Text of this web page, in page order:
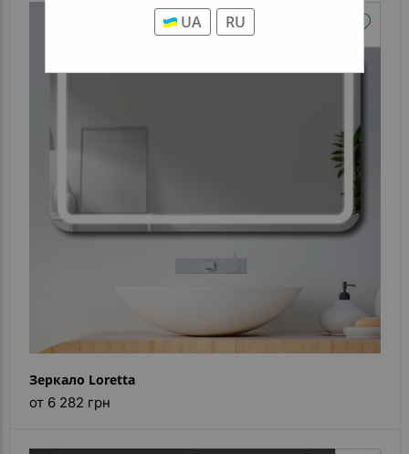
UA RU
Зеркало Loretta
от 6 282 грн